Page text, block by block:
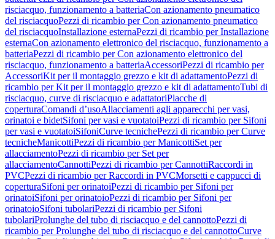
risciacquo, funzionamento a batteriaCon azionamento pneumatico
del risciacquoPezzi di ricambio per Con azionamento pneumatico
del risciacquoInstallazione esternaPezzi di ricambio per Installazione
esternaCon azionamento elettronico del risciacquo, funzionamento a
batteriaPezzi di ricambio per Con azionamento elettronico del
risciacquo, funzionamento a batteriaAccessoriPezzi di ricambio per
AccessoriKit per il montaggio grezzo e kit di adattamentoPezzi di
ricambio per Kit per il montaggio grezzo e kit di adattamentoTubi di
risciacquo, curve di risciacquo e adattatoriPlacche di
coperturaComandi d’usoAllacciamenti agli apparecchi per vasi,
orinatoi e bidetSifoni per vasi e vuotatoiPezzi di ricambio per Sifoni
per vasi e vuotatoiSifoniCurve tecnichePezzi di ricambio per Curve
tecnicheManicottiPezzi di ricambio per ManicottiSet per
allacciamentoPezzi di ricambio per Set per
allacciamentoCannottiPezzi di ricambio per CannottiRaccordi in
PVCPezzi di ricambio per Raccordi in PVCMorsetti e cappucci di
coperturaSifoni per orinatoiPezzi di ricambio per Sifoni per
orinatoiSifoni per orinatoioPezzi di ricambio per Sifoni per
orinatoioSifoni tubolariPezzi di ricambio per Sifoni
tubolariProlunghe del tubo di risciacquo e del cannottoPezzi di
ricambio per Prolunghe del tubo di risciacquo e del cannottoCurve